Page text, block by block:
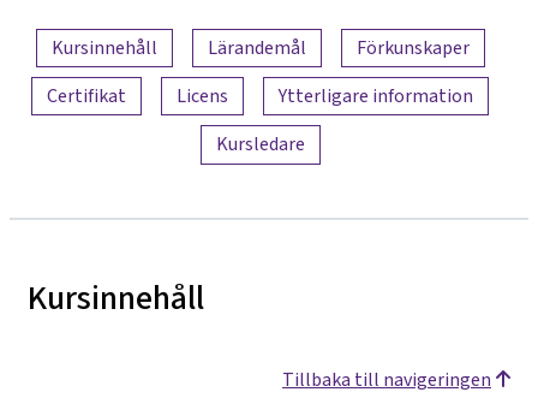
Innehållsöversikt
Kursinnehåll Lärandemål
Förkunskaper
Certifikat
Licens
Ytterligare information
Kursledare
Kursinnehåll
Tillbaka till navigeringen